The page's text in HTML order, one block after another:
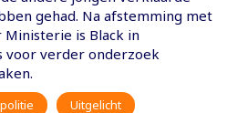
gehad. Na afstemming met
Ministerie is Black in
voor verder onderzoek
Uitgelicht